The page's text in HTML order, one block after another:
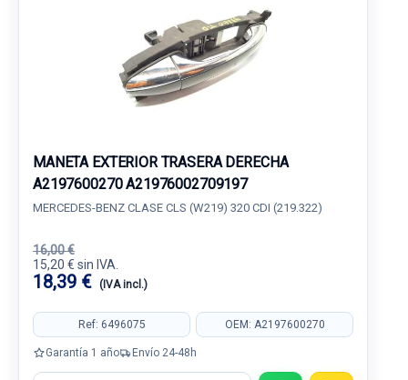
MANETA EXTERIOR TRASERA DERECHA
A2197600270 A21976002709197
MERCEDES-BENZ CLASE CLS (W219) 320 CDI (219.322)
16,00 €
15,20 € sin IVA.
18,39 € (IVA incl.)
Ref: 6496075 OEM: A2197600270
Garantía 1 año Envío 24-48h